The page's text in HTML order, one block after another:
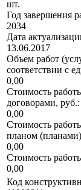
шт.
Год завершения
2034
Дата
13.06.2017
Объем работ
соответствии с
0,00
Стоимость
договорами, руб.:
0,00
Стоимость
планом
0,00
Стоимость
0,00
Код